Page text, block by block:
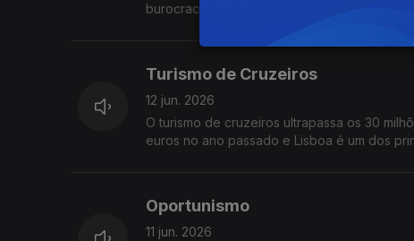
burocracia vale mais do que a eficiência. O
Turismo de Cruzeiros
12 jun. 2026
O turismo de cruzeiros ultrapassa os 30
euros no ano passado e Lisboa é um dos
Oportunismo
11 jun. 2026